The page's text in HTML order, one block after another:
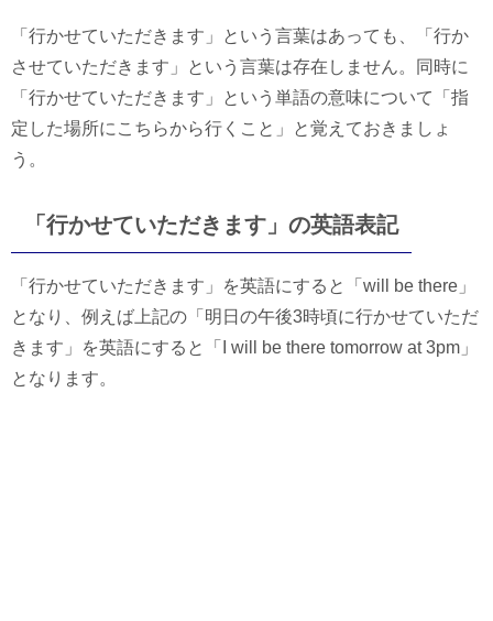
「行かせていただきます」という言葉はあっても、「行か
させていただきます」という言葉は存在しません。同時に
「行かせていただきます」という単語の意味について「指
定した場所にこちらから行くこと」と覚えておきましょ
う。
「行かせていただきます」の英語表記
「行かせていただきます」を英語にすると「will be there」
となり、例えば上記の「明日の午後3時頃に行かせていただ
きます」を英語にすると「I will be there tomorrow at 3pm」
となります。